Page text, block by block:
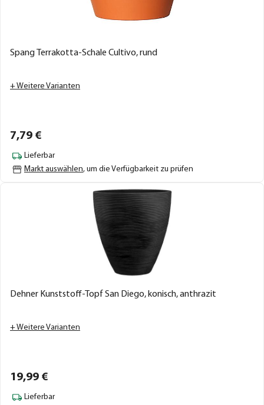
Spang Terrakotta-Schale Cultivo, rund
+ Weitere Varianten
7,79 €
Lieferbar
Markt auswählen, um die Verfügbarkeit zu prüfen
Dehner Kunststoff-Topf San Diego, konisch, anthrazit
+ Weitere Varianten
19,99 €
Lieferbar